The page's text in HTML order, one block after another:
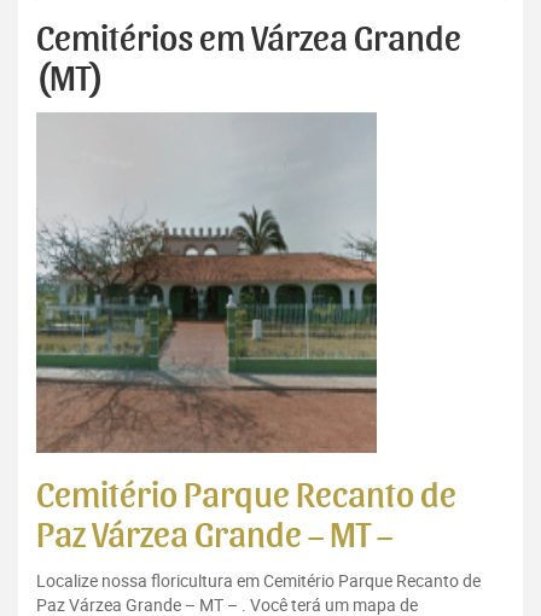
Cemitérios em Várzea Grande
(MT)
Cemitério Parque Recanto de
Paz Várzea Grande – MT –
Localize nossa floricultura em Cemitério Parque Recanto de
Paz Várzea Grande – MT – . Você terá um mapa de